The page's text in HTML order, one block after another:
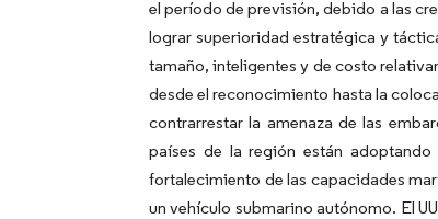
el período de previsión, debido a las
lograr superioridad estratégica y
tamaño, inteligentes y de costo
desde el reconocimiento hasta la
contrarrestar la amenaza de las
países de la región están
fortalecimiento de las capacidades
un vehículo submarino autónomo. El